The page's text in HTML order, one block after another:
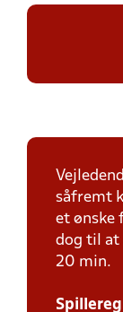
såfremt
et ønske
dog til at
20 min.